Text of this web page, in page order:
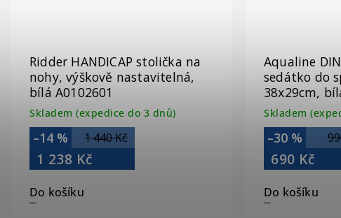
Ridder HANDICAP stolička na
nohy, výškově nastavitelná,
bílá A0102601
Skladem (expedice do 3 dnů)
1 440 Kč
–14 %
1 238 Kč
Do košíku
Aqualine
sedátko do
38x29cm,
Skladem
–30 %
690 Kč
Do košíku